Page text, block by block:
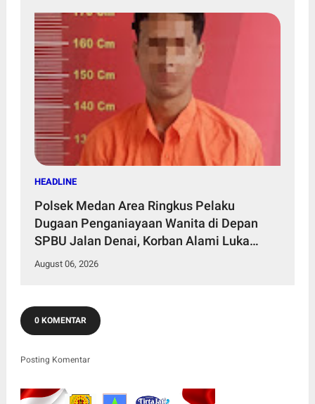
HEADLINE
Polsek Medan Area Ringkus Pelaku
Dugaan Penganiayaan Wanita di Depan
SPBU Jalan Denai, Korban Alami Luka
Memar
August 06, 2026
0 KOMENTAR
Posting Komentar